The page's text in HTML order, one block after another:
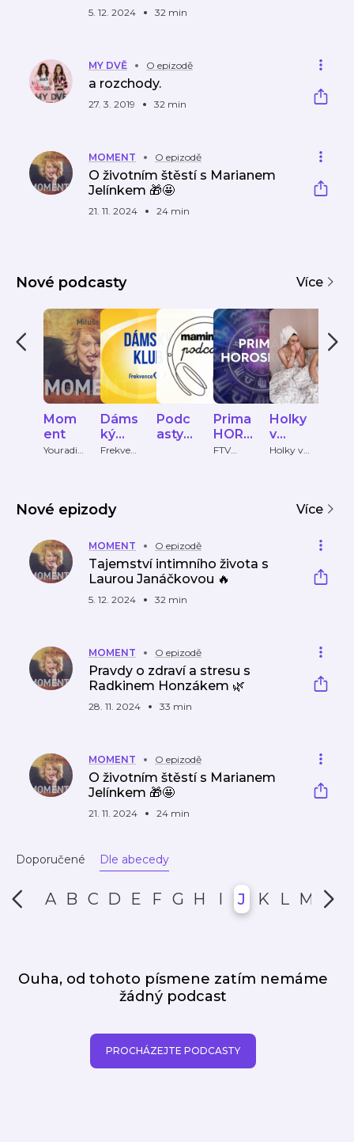
5. 12. 2024 32 min
MY DVĚ O epizodě
a rozchody.
27. 3. 2019 32 min
MOMENT O epizodě
O životním štěstí s Marianem
Jelínkem 🎁🤩
21. 11. 2024 24 min
Nové podcasty Více
Mom
ent
Youradio
Dáms
ký
klub
Frekven
Podc
asty
Prima
HOR
OSKO
FTV
Holky
v
čokol
Holky v
Nové epizody Více
MOMENT O epizodě
Tajemství intimního života s
Laurou Janáčkovou 🔥
5. 12. 2024 32 min
MOMENT O epizodě
Pravdy o zdraví a stresu s
Radkinem Honzákem 🌿
28. 11. 2024 33 min
MOMENT O epizodě
O životním štěstí s Marianem
Jelínkem 🎁🤩
21. 11. 2024 24 min
Doporučené Dle abecedy
A B C D E F G H I J K L M N
Ouha, od tohoto písmene zatím nemáme
žádný podcast
PROCHÁZEJTE PODCASTY